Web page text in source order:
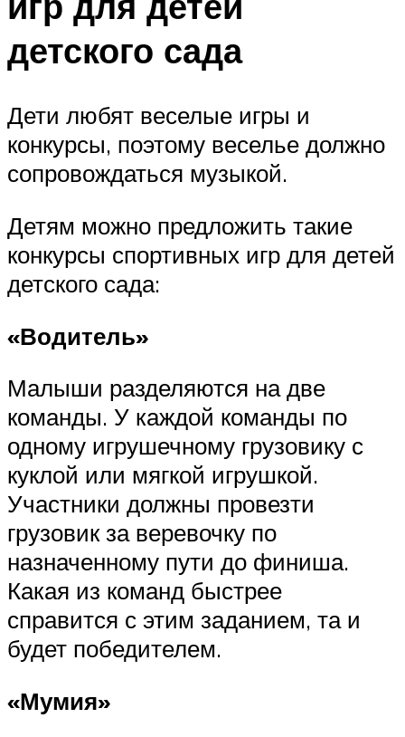
детского сада
Дети любят веселые игры и
конкурсы, поэтому веселье должно
сопровождаться музыкой.
Детям можно предложить такие
конкурсы спортивных игр для детей
детского сада:
«Водитель»
Малыши разделяются на две
команды. У каждой команды по
одному игрушечному грузовику с
куклой или мягкой игрушкой.
Участники должны провезти
грузовик за веревочку по
назначенному пути до финиша.
Какая из команд быстрее
справится с этим заданием, та и
будет победителем.
«Мумия»